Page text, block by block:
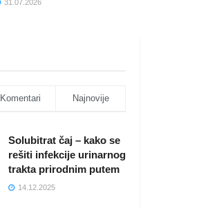
31.07.2026
Komentari Najnovije
Solubitrat čaj – kako se
rešiti infekcije urinarnog
trakta prirodnim putem
14.12.2025